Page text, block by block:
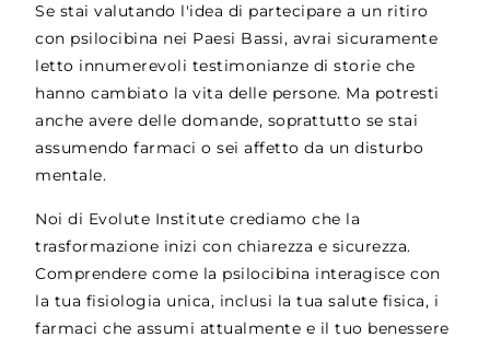
Se stai valutando l'idea di partecipare a un ritiro
con psilocibina nei Paesi Bassi, avrai sicuramente
letto innumerevoli testimonianze di storie che
hanno cambiato la vita delle persone. Ma potresti
anche avere delle domande, soprattutto se stai
assumendo farmaci o sei affetto da un disturbo
mentale.
Noi di Evolute Institute crediamo che la
trasformazione inizi con chiarezza e sicurezza.
Comprendere come la psilocibina interagisce con
la tua fisiologia unica, inclusi la tua salute fisica, i
farmaci che assumi attualmente e il tuo benessere